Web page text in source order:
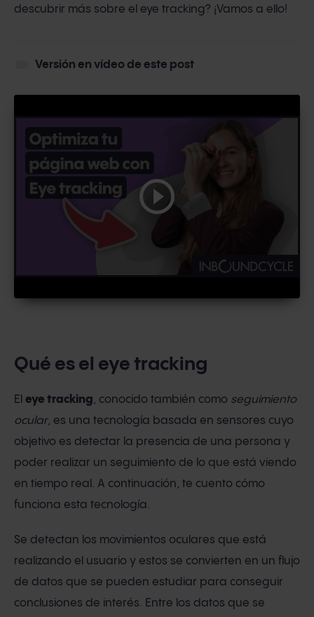
descubrir más sobre el eye tracking? ¡Vamos a ello!
Versión en vídeo de este post
play_circle_outline
Qué es el eye tracking
El eye tracking, conocido también como seguimiento
ocular, es una tecnología basada en sensores cuyo
objetivo es detectar la presencia de una persona y
poder realizar un seguimiento de lo que está viendo
en tiempo real. A continuación, te cuento cómo
funciona esta tecnología.
Se detectan los movimientos oculares que está
realizando el usuario y estos se convierten en un flujo
de datos que se pueden estudiar para conseguir
conclusiones de interés. Entre los datos que se